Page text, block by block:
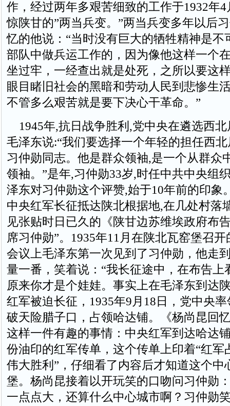
作，经过两年多艰苦细致的工作于1932年
惊陕甘的”两当兵变。”两当兵变多年以后
忆的他说：“当时没有巨大的牺牲精神是不
部队中做兵运工作的，因为像他这样一个
坐过牢，一经查出就是处死，之所以要这
眼目睹旧社会的黑暗和劳动人民到悲惨生
不管多么艰苦就是要下决心干革命。”
1945年,抗日战争胜利,党中央在遴选西北
毛泽东说:“我们要选择一个年轻的担任西
习仲勋同志。他是群众领袖,是一个从群众
领袖。”是年,习仲勋33岁,时任中共中央组
泽东对习仲勋这个评赞,始于10年前的印象
中央红军长征抵达陕北根据地,在几处村落
见张贴时日已久的《陕甘边苏维埃政府布
席习仲勋”。1935年11月在陕北瓦窑堡召
会议上毛泽东第一次见到了习仲勋，他走
量一番，笑着说：“我长征途中，在布告上
原来你才是个娃娃。事实上在毛泽东到达
红军被迫长征，1935年9月18日，党中央
破天险腊子口，占领哈达铺。《杨尚昆回
这样一件有趣的事情：中央红军到达哈达
份油印的红军传单，这个传单上印着“红军
伟大胜利”，仔细看了内容后才知道这个中
堡。杨尚昆接着以开玩笑的口吻问习仲勋
一点点大，还算什么中心城市啊？习仲勋